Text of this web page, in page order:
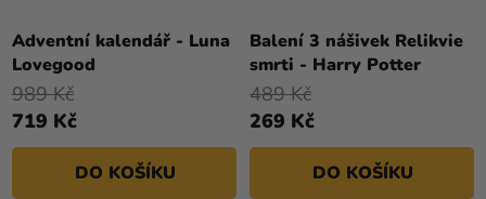
Adventní kalendář - Luna
Lovegood
719 Kč
989 Kč
DO KOŠÍKU
Balení 3 nášivek Relikvie
smrti - Harry Potter
269 Kč
489 Kč
DO KOŠÍKU